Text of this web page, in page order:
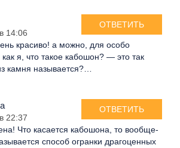
14:06
красиво! а можно, для особо
я, что такое кабошон? — это так
камня называется?…
ОТВЕТИТЬ
22:37
Что касается кабошона, то вообще-
способ огранки драгоценных
ОТВЕТИТЬ